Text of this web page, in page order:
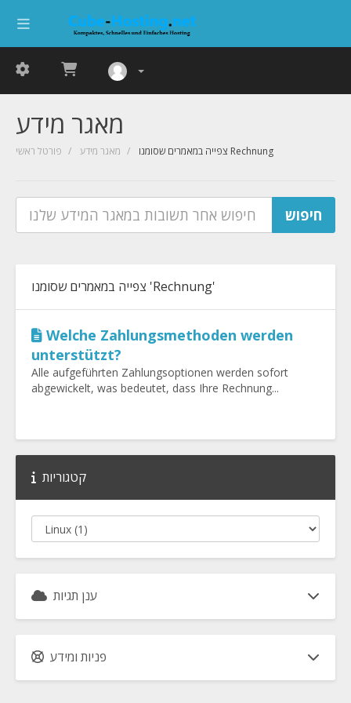
מאגר מידע
פורטל ראשי מאגר מידע צפייה במאמרים שסומנו Rechnung
צפייה במאמרים שסומנו 'Rechnung'
Welche Zahlungsmethoden werden
unterstützt?
Alle aufgeführten Zahlungsoptionen werden sofort
abgewickelt, was bedeutet, dass Ihre Rechnung...
קטגוריות
ענן תגיות
פניות ומידע